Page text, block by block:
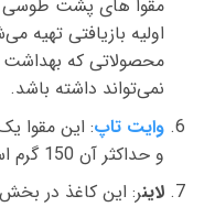
اولیه بازیافتی تهیه‌
محصولاتی که بهداشت
نمی‌تواند داشته باشد.
وایت تاپ
و حداکثر آن 150 گرم است.
لاینر: این کاغذ در